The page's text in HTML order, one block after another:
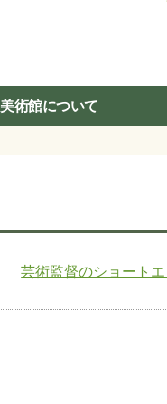
美術館について
芸術監督のショート